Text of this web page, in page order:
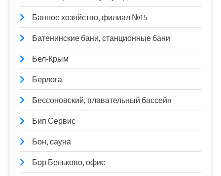
Банное хозяйство, филиал №15
Батенинские бани, станционные бани
Бел-Крым
Берлога
Бессоновский, плавательный бассейн
Бип Сервис
Бон, сауна
Бор Бельково, офис